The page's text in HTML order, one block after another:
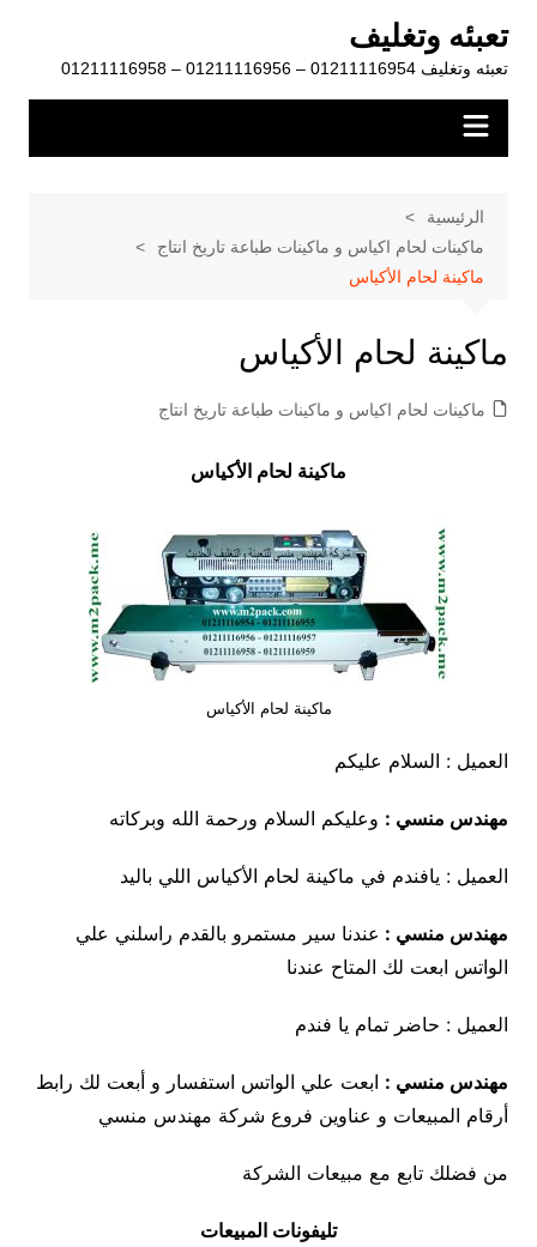
المحتوى
تعبئه وتغليف
تعبئه وتغليف 01211116954 – 01211116956 – 01211116958
الرئيسية
ماكينات لحام اكياس و ماكينات طباعة تاريخ انتاج
ماكينة لحام الأكياس
ماكينة لحام الأكياس
ماكينات لحام اكياس و ماكينات طباعة تاريخ انتاج
ماكينة لحام الأكياس
ماكينة لحام الأكياس
العميل : السلام عليكم
مهندس منسي : وعليكم السلام ورحمة الله وبركاته
العميل : يافندم في ماكينة لحام الأكياس اللي باليد
مهندس منسي : عندنا سير مستمرو بالقدم راسلني علي
الواتس ابعت لك المتاح عندنا
العميل : حاضر تمام يا فندم
مهندس منسي : ابعت علي الواتس استفسار و أبعت لك رابط
أرقام المبيعات و عناوين فروع شركة مهندس منسي
من فضلك تابع مع مبيعات الشركة
تليفونات المبيعات